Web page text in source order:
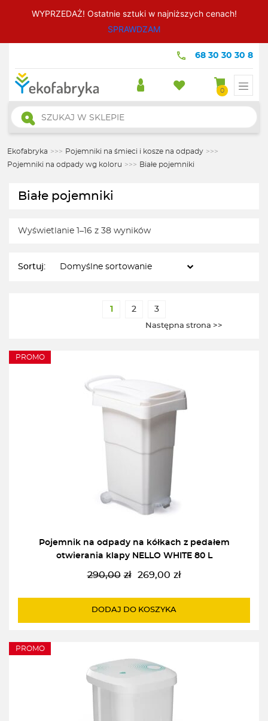
WYPRZEDAŻ! Ostatnie sztuki w najniższych cenach!
SPRAWDZAM
68 30 30 30 8
0
Wyszukiwarka
produktów
Ekofabryka >>> Pojemniki na śmieci i kosze na odpady >>>
Pojemniki na odpady wg koloru >>> Białe pojemniki
Białe pojemniki
Wyświetlanie 1–16 z 38 wyników
Sortuj:
1 2 3
Następna strona >>
PROMO
Pojemnik na odpady na kółkach z pedałem
otwierania klapy NELLO WHITE 80 L
290,00 zł
Pierwotna
wynosiła:
269,00 zł
Aktualna
wynosi:
DODAJ DO KOSZYKA
PROMO